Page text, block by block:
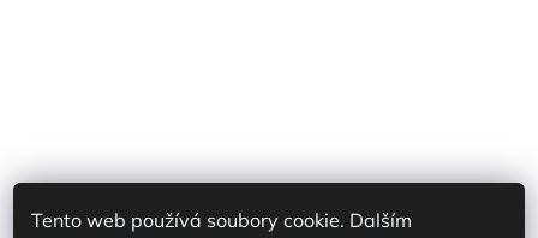
Tento web používá soubory cookie. Dalším